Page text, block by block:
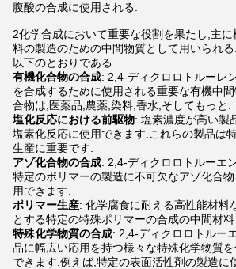
腹酸の合成に使用される.
2化学合成において重要な役割を果たし,主
料の製造のための中間物質として用いられ
以下のとおりである.
有機化合物の合成: 2,4-ディクロロトルーレ
を合成するために使用される重要な有機中
合物は,医薬品,農薬,染料,香水,そしてもっと.
塩化反応における前駆物: 塩素濃度が高い製
塩素化反応に使用できます.これらの製品は
生産に重要です.
アゾ化合物の合成: 2,4-ディクロロトルーエ
特定のポリマーの製造に不可欠なアゾ化合
用できます.
ポリマー生産: 化学腐食に耐える高性能材料
とする特定の特殊ポリマーの合成の中間材
特殊化学物質の合成: 2,4-ディクロロトルー
品に幅広い応用を持つ様々な特殊化学物質
できます.例えば,特定の表面活性剤の製造に